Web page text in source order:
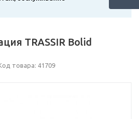
TRASSIR Bolid
товара: 41709